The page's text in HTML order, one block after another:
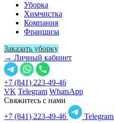
Уборка
Химчистка
Компания
Франшиза
Заказать уборку
→ Личный кабинет
+7 (841) 223-49-46
VK Telegram WhatsApp
Свяжитесь с нами
+7 (841) 223-49-46
Telegram